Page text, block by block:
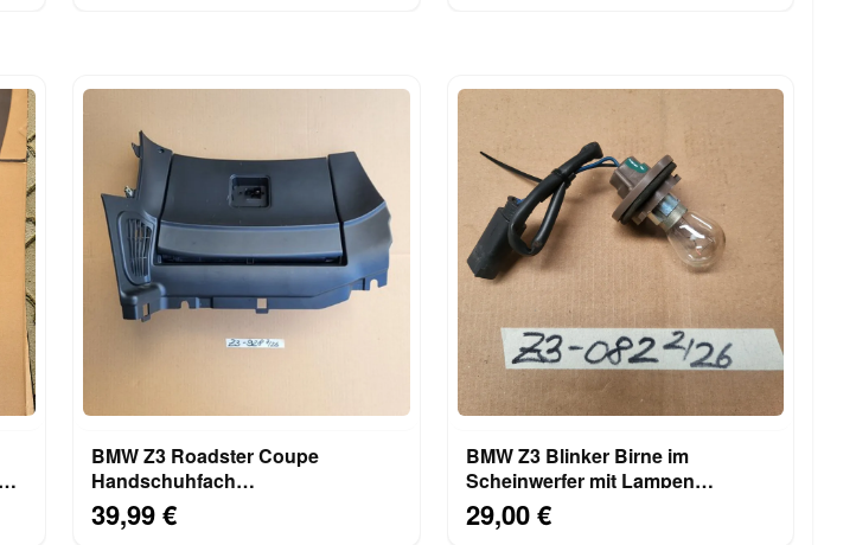
BMW Z3 Roadster Coupe
Handschuhfach
Handschuhkasten mit
Verkleidung 8399928
39,99 €
BMW Z3 Blinker Birne im
Scheinwerfer mit Lampen
29,00 €